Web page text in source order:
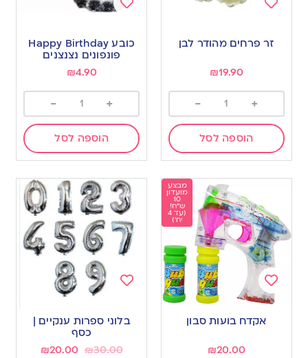
זר פרחים מהודר לבן
₪19.90
+
-
הוספה לסל
to
wishlist
כובע Happy Birthday
פונפונים נצנצנים
₪4.90
+
-
הוספה לסל
מבצע
מועדון
10
ש"ח!
(עד 4
יח')
Add
wishlist
אקדח בועות סבון
₪20.00
בלוני ספרות ענקיים |
כסף
₪30.00
₪20.00